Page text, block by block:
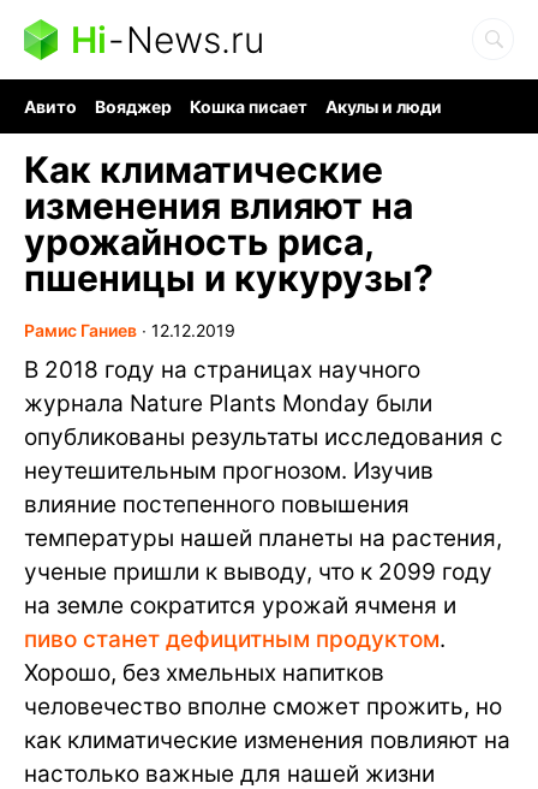
Hi-News.ru
Авито Вояджер Кошка писает
Акулы и люди
Как климатические
изменения влияют на
урожайность риса,
пшеницы и кукурузы?
Рамис Ганиев ∙ 12.12.2019
В 2018 году на страницах научного
журнала Nature Plants Monday были
опубликованы результаты исследования с
неутешительным прогнозом. Изучив
влияние постепенного повышения
температуры нашей планеты на растения,
ученые пришли к выводу, что к 2099 году
на земле сократится урожай ячменя и
пиво станет дефицитным продуктом.
Хорошо, без хмельных напитков
человечество вполне сможет прожить, но
как климатические изменения повлияют на
настолько важные для нашей жизни